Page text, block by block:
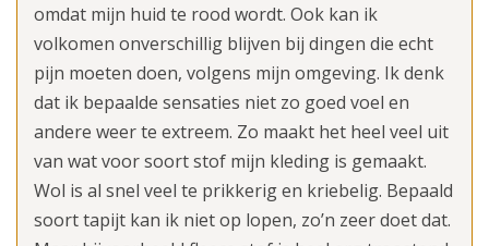
omdat mijn huid te rood wordt. Ook kan ik
volkomen onverschillig blijven bij dingen die echt
pijn moeten doen, volgens mijn omgeving. Ik denk
dat ik bepaalde sensaties niet zo goed voel en
andere weer te extreem. Zo maakt het heel veel uit
van wat voor soort stof mijn kleding is gemaakt.
Wol is al snel veel te prikkerig en kriebelig. Bepaald
soort tapijt kan ik niet op lopen, zo’n zeer doet dat.